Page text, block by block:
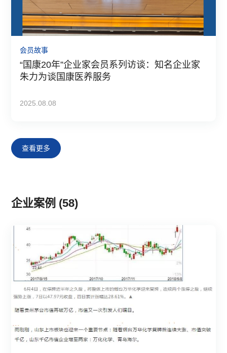
会员故事
“国康20年”企业家会员系列访谈：知名企业家
朱力为谈国康医养服务
2025.08.08
查看更多
企业案例 (58)